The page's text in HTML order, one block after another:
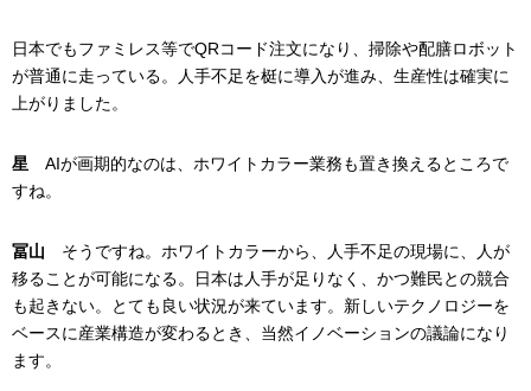
日本でもファミレス等でQRコード注文になり、掃除や配膳ロボット
が普通に走っている。人手不足を梃に導入が進み、生産性は確実に
上がりました。
星 AIが画期的なのは、ホワイトカラー業務も置き換えるところで
すね。
冨山 そうですね。ホワイトカラーから、人手不足の現場に、人が
移ることが可能になる。日本は人手が足りなく、かつ難民との競合
も起きない。とても良い状況が来ています。新しいテクノロジーを
ベースに産業構造が変わるとき、当然イノベーションの議論になり
ます。